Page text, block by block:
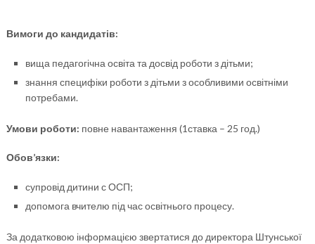
Вимоги до кандидатів:
вища педагогічна освіта та досвід роботи з дітьми;
знання специфіки роботи з дітьми з особливими освітніми
потребами.
Умови роботи: повне навантаження (1ставка – 25 год.)
Обов’язки:
супровід дитини с ОСП;
допомога вчителю під час освітнього процесу.
За додатковою інформацією звертатися до директора Штунської